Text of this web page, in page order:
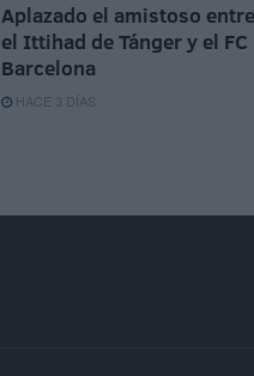
Aplazado el amistoso entre
el Ittihad de Tánger y el FC
Barcelona
HACE 3 DÍAS